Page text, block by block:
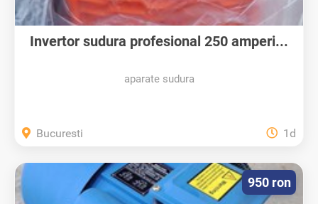
Invertor sudura profesional 250 amperi...
aparate sudura
Bucuresti 1d
950 ron